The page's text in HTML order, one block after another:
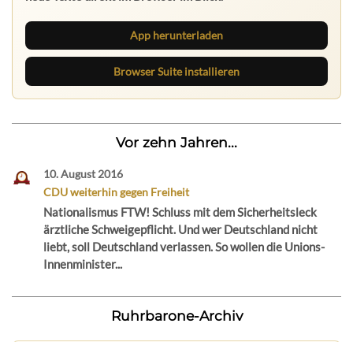
App herunterladen
Browser Suite installieren
Vor zehn Jahren...
10. August 2016
CDU weiterhin gegen Freiheit
Nationalismus FTW! Schluss mit dem Sicherheitsleck
ärztliche Schweigepflicht. Und wer Deutschland nicht
liebt, soll Deutschland verlassen. So wollen die Unions-
Innenminister...
Ruhrbarone-Archiv